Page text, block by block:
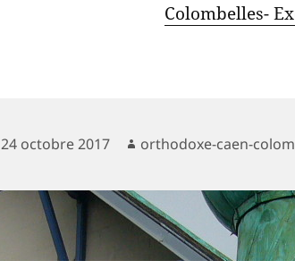
Colombelles-
Publié
24 octobre 2017 Auteur
orthodoxe-caen-